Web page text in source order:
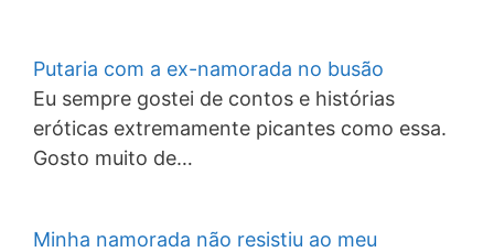
Putaria com a ex-namorada no busão
Eu sempre gostei de contos e histórias
eróticas extremamente picantes como essa.
Gosto muito de…
Minha namorada não resistiu ao meu